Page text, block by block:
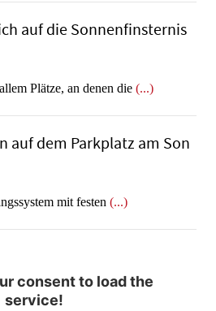
auf die Sonnenfinsternis
Plätze, an denen die (...)
auf dem Parkplatz am Son
mit festen (...)
consent to load the
service!